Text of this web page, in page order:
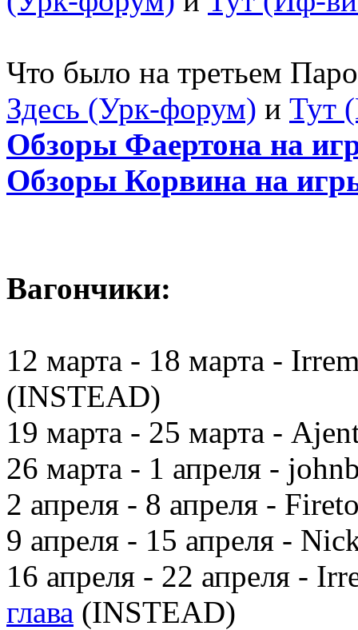
Что было на третьем
Здесь (Урк-форум) и Тут
Обзоры Фаертона на
Обзоры Корвина на
Вагончики:
12 марта - 18 марта -
(INSTEAD)
19 марта - 25 марта -
26 марта - 1 апреля -
2 апреля - 8 апреля -
9 апреля - 15 апреля -
16 апреля - 22 апреля -
глава (INSTEAD)